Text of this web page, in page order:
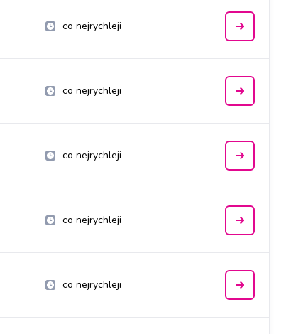
co nejrychleji
co nejrychleji
co nejrychleji
co nejrychleji
co nejrychleji